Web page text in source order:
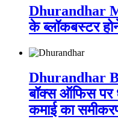
Dhurandhar
के ब्लॉकबस्टर
Dhurandhar
बॉक्स ऑफिस पर
कमाई का